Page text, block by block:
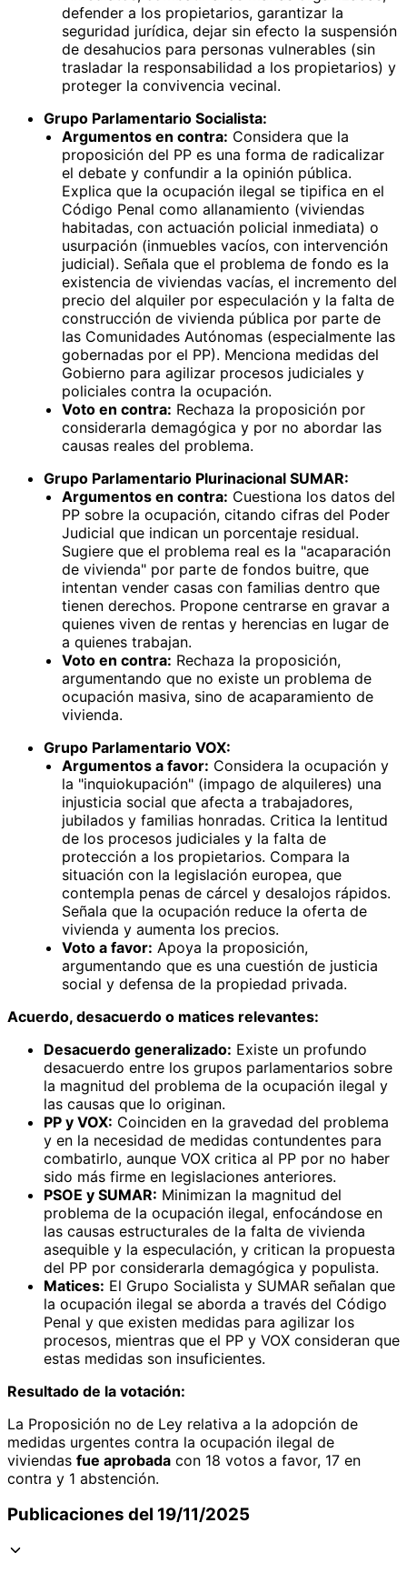
defender a los propietarios, garantizar la
seguridad jurídica, dejar sin efecto la suspensión
de desahucios para personas vulnerables (sin
trasladar la responsabilidad a los propietarios) y
proteger la convivencia vecinal.
Grupo Parlamentario Socialista:
Argumentos en contra: Considera que la
proposición del PP es una forma de radicalizar
el debate y confundir a la opinión pública.
Explica que la ocupación ilegal se tipifica en el
Código Penal como allanamiento (viviendas
habitadas, con actuación policial inmediata) o
usurpación (inmuebles vacíos, con intervención
judicial). Señala que el problema de fondo es la
existencia de viviendas vacías, el incremento del
precio del alquiler por especulación y la falta de
construcción de vivienda pública por parte de
las Comunidades Autónomas (especialmente las
gobernadas por el PP). Menciona medidas del
Gobierno para agilizar procesos judiciales y
policiales contra la ocupación.
Voto en contra: Rechaza la proposición por
considerarla demagógica y por no abordar las
causas reales del problema.
Grupo Parlamentario Plurinacional SUMAR:
Argumentos en contra: Cuestiona los datos del
PP sobre la ocupación, citando cifras del Poder
Judicial que indican un porcentaje residual.
Sugiere que el problema real es la "acaparación
de vivienda" por parte de fondos buitre, que
intentan vender casas con familias dentro que
tienen derechos. Propone centrarse en gravar a
quienes viven de rentas y herencias en lugar de
a quienes trabajan.
Voto en contra: Rechaza la proposición,
argumentando que no existe un problema de
ocupación masiva, sino de acaparamiento de
vivienda.
Grupo Parlamentario VOX:
Argumentos a favor: Considera la ocupación y
la "inquiokupación" (impago de alquileres) una
injusticia social que afecta a trabajadores,
jubilados y familias honradas. Critica la lentitud
de los procesos judiciales y la falta de
protección a los propietarios. Compara la
situación con la legislación europea, que
contempla penas de cárcel y desalojos rápidos.
Señala que la ocupación reduce la oferta de
vivienda y aumenta los precios.
Voto a favor: Apoya la proposición,
argumentando que es una cuestión de justicia
social y defensa de la propiedad privada.
Acuerdo, desacuerdo o matices relevantes:
Desacuerdo generalizado: Existe un profundo
desacuerdo entre los grupos parlamentarios sobre
la magnitud del problema de la ocupación ilegal y
las causas que lo originan.
PP y VOX: Coinciden en la gravedad del problema
y en la necesidad de medidas contundentes para
combatirlo, aunque VOX critica al PP por no haber
sido más firme en legislaciones anteriores.
PSOE y SUMAR: Minimizan la magnitud del
problema de la ocupación ilegal, enfocándose en
las causas estructurales de la falta de vivienda
asequible y la especulación, y critican la propuesta
del PP por considerarla demagógica y populista.
Matices: El Grupo Socialista y SUMAR señalan que
la ocupación ilegal se aborda a través del Código
Penal y que existen medidas para agilizar los
procesos, mientras que el PP y VOX consideran que
estas medidas son insuficientes.
Resultado de la votación:
La Proposición no de Ley relativa a la adopción de
medidas urgentes contra la ocupación ilegal de
viviendas fue aprobada con 18 votos a favor, 17 en
contra y 1 abstención.
Publicaciones del 19/11/2025